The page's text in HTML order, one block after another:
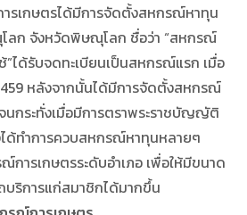
กษตรได้มีการจัดตั้งสหกรณ์หาทุน
ลก จังหวัดพิษณุโลก ชื่อว่า “สหกรณ์
ได้รับจดทะเบียนเป็นสหกรณ์แรก เมื่อ
หลังจากนั้นได้มีการจัดตั้งสหกรณ์
นกระทั่งเมื่อมีการตราพระราชบัญญัติ
ด้ทำการควบสหกรณ์หาทุนหลายๆ
ารเกษตรระดับอำเภอ เพื่อให้มีขนาด
ริการแก่สมาชิกได้มากขึ้น